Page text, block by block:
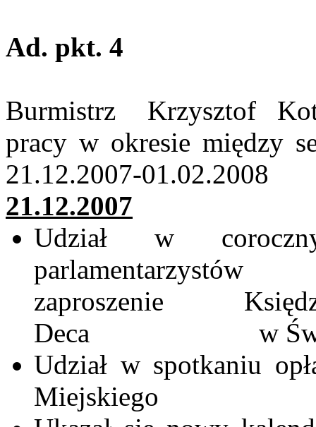
Ad. pkt. 4
Burmistrz Krzysztof
pracy w okresie między
21.12.2007-01.02.2008
21.12.2007
Udział w
parlamentarzystów
zaproszenie
Deca
w
Udział w spotkaniu
Miejskiego